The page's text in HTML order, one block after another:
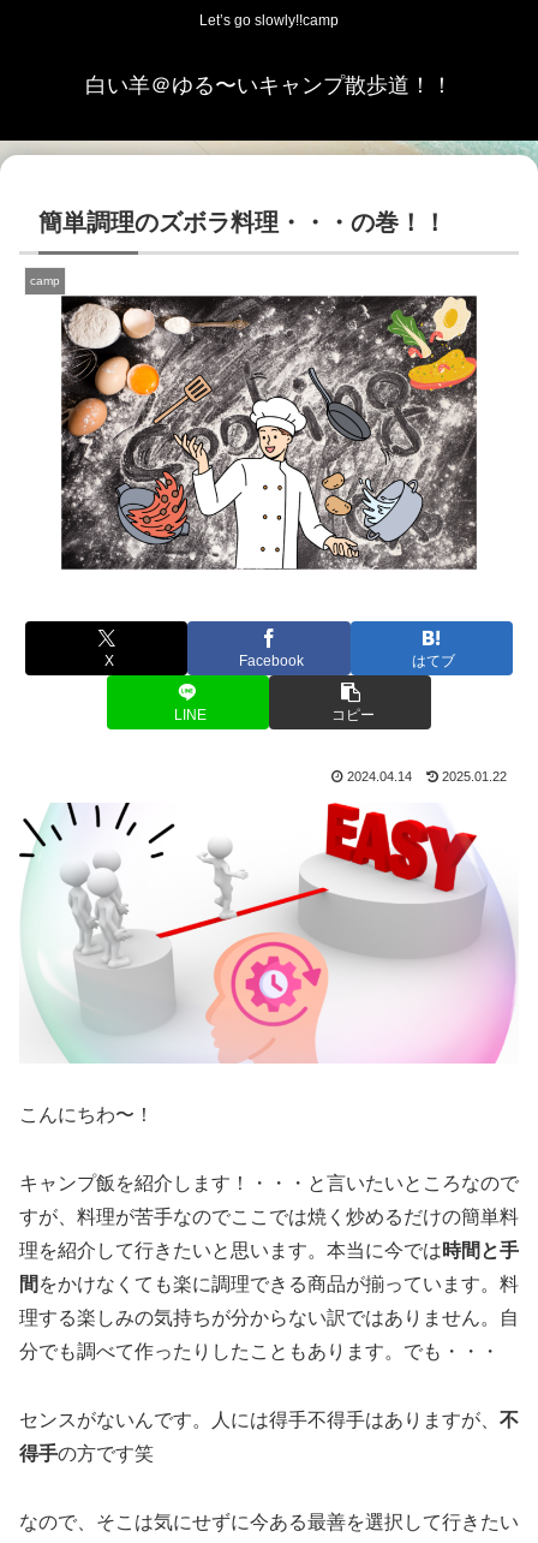
Let’s go slowly!!camp
白い羊＠ゆる〜いキャンプ散歩道！！
簡単調理のズボラ料理・・・の巻！！
camp
X Facebook はてブ
LINE コピー
2024.04.14 2025.01.22
こんにちわ〜！
キャンプ飯を紹介します！・・・と言いたいところなので
すが、料理が苦手なのでここでは焼く炒めるだけの簡単料
理を紹介して行きたいと思います。本当に今では時間と手
間 をかけなくても楽に調理できる商品が揃っています。料
理する楽しみの気持ちが分からない訳ではありません。自
分でも調べて作ったりしたこともあります。でも・・・
センスがないんです。人には得手不得手はありますが、 不
得手の方です笑
なので、そこは気にせずに今ある最善を選択して行きたい